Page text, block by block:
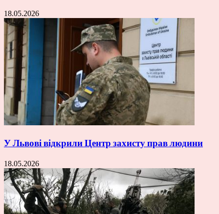
18.05.2026
У Львові відкрили Центр захисту прав людини
18.05.2026